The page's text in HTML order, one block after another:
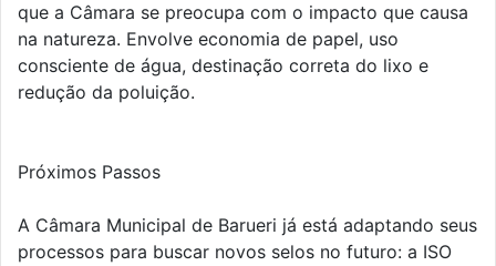
que a Câmara se preocupa com o impacto que causa
na natureza. Envolve economia de papel, uso
consciente de água, destinação correta do lixo e
redução da poluição.
Próximos Passos
A Câmara Municipal de Barueri já está adaptando seus
processos para buscar novos selos no futuro: a ISO